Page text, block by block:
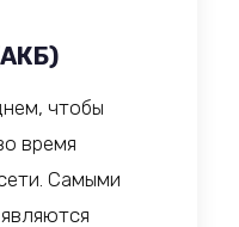
чтобы
время
Самыми